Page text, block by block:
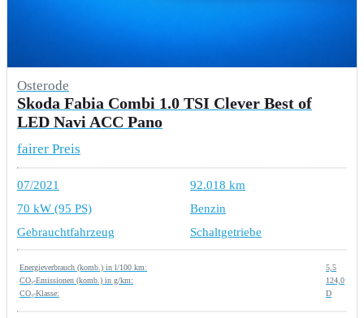
Osterode
Skoda Fabia Combi 1.0 TSI Clever Best of
LED Navi ACC Pano
fairer Preis
07/2021
92.018 km
70 kW (95 PS)
Benzin
Gebrauchtfahrzeug
Schaltgetriebe
Energieverbrauch (komb.) in l/100 km:
5,5
CO₂-Emissionen (komb.) in g/km:
124,0
CO₂-Klasse:
D